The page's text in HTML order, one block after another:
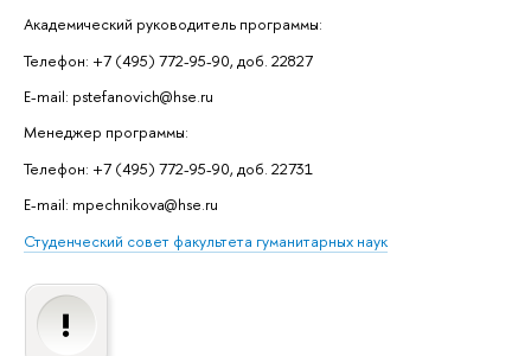
Академический руководитель программы:
Телефон: +7 (495) 772-95-90, доб. 22827
E-mail: pstefanovich@hse.ru
Менеджер программы:
Телефон: +7 (495) 772-95-90, доб. 22731
E-mail: mpechnikova@hse.ru
Студенческий совет факультета гуманитарных наук